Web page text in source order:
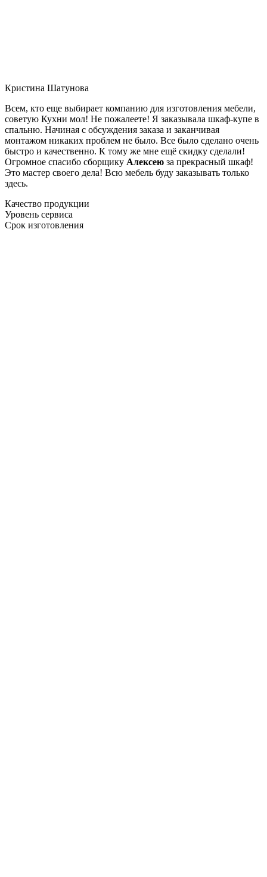
Кристина Шатунова
Всем, кто еще выбирает компанию для изготовления мебели,
советую Кухни мол! Не пожалеете! Я заказывала шкаф-купе в
спальню. Начиная с обсуждения заказа и заканчивая
монтажом никаких проблем не было. Все было сделано очень
быстро и качественно. К тому же мне ещё скидку сделали!
Огромное спасибо сборщику Алексею за прекрасный шкаф!
Это мастер своего дела! Всю мебель буду заказывать только
здесь.
Качество продукции
Уровень сервиса
Срок изготовления